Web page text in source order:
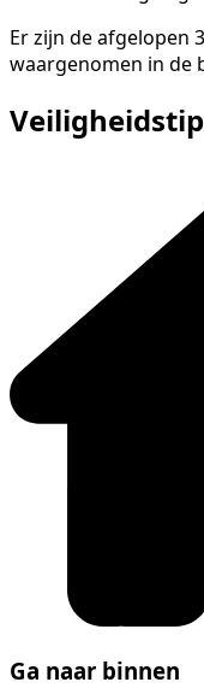
Er zijn de afgelopen
waargenomen in de
Ga naar binnen